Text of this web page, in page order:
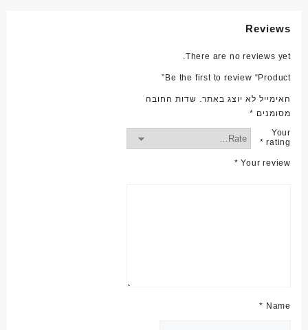
Reviews
There are no reviews yet.
Be the first to review “Product”
האימייל לא יוצג באתר. שדות החובה
מסומנים *
Your
rating
*
Your review
*
Name
*